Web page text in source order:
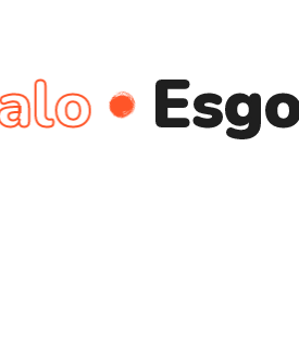
Esgoto